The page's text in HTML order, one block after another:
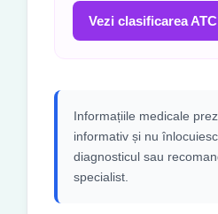
Vezi clasificarea ATC
Informațiile medicale
informativ și nu
diagnosticul sau
specialist.